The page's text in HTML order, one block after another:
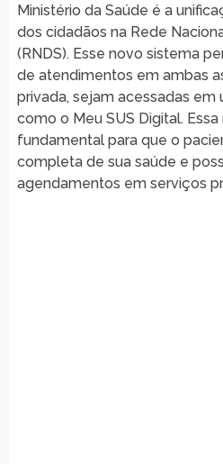
Ministério da Saúde é a
dos cidadãos na Rede
(RNDS). Esse novo sistema
de atendimentos em ambas
privada, sejam acessadas em
como o Meu SUS Digital.
fundamental para que o
completa de sua saúde e
agendamentos em serviços